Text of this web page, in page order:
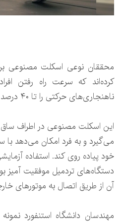
محققان نوعی اسکلت مصنوعی
کرده‌اند که سرعت راه رفتن
ناهنجاری‌های حرکتی را تا ۴۰ درصد افزایش می‌دهد.
این اسکلت مصنوعی در اطراف
می‌گیرد و به فرد امکان می‌دهد
خود پیاده روی کند. استفاده
دستگاه‌های تردمیل موفقیت آمیز
آن از طریق اتصال به موتورهای
مهندسان دانشگاه استنفورد